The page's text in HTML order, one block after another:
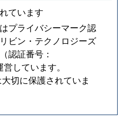
ています
プライバシーマーク認
ビン・テクノロジーズ
認証番号：
営しています。
切に保護されていま